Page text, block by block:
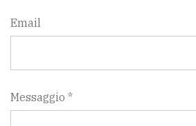
Email
Messaggio *